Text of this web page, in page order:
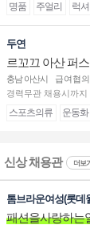
명품 주얼리 럭셔
두연
르꼬끄 아산 퍼
충남 아산시
급여협의
경력무관 채용시까지
스포츠의류 운동화
신상 채용관 더보기
톰브라운여성(롯데
패션을사랑하는